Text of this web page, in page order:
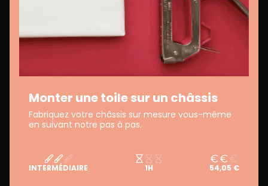
Monter une toile sur un châssis
Fabriquez votre châssis sur mesure vous-même
en suivant notre pas à pas.
INTERMÉDIAIRE 1H 54,05 €